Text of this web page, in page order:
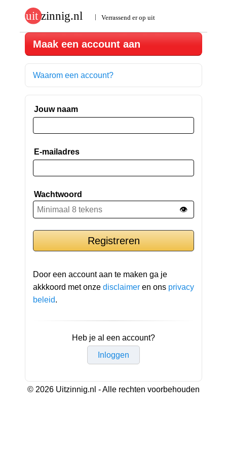
Maak een account aan
Waarom een account?
Jouw naam
E-mailadres
Wachtwoord
👁️
Door een account aan te maken ga je
akkkoord met onze disclaimer en ons privacy
beleid.
Heb je al een account?
Inloggen
© 2026 Uitzinnig.nl - Alle rechten voorbehouden